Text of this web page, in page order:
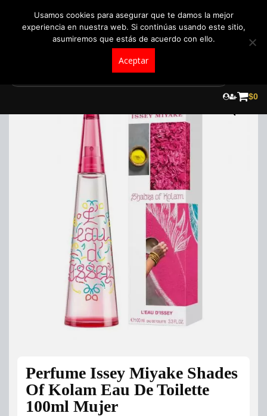
$0
Perfume Issey Miyake Shades
Of Kolam Eau De Toilette
100ml Mujer
Usamos cookies para asegurar que te damos la mejor
experiencia en nuestra web. Si continúas usando este sitio,
asumiremos que estás de acuerdo con ello.
Aceptar